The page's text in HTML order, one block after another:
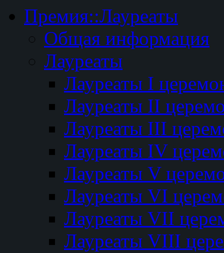
Премия::Лауреаты
Общая информация
Лауреаты
Лауреаты I
Лауреаты II
Лауреаты III
Лауреаты IV
Лауреаты V
Лауреаты VI
Лауреаты VII
Лауреаты VIII